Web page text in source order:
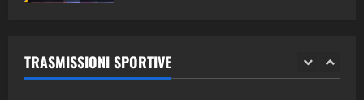
TRASMISSIONI SPORTIVE
2 28/04/2026